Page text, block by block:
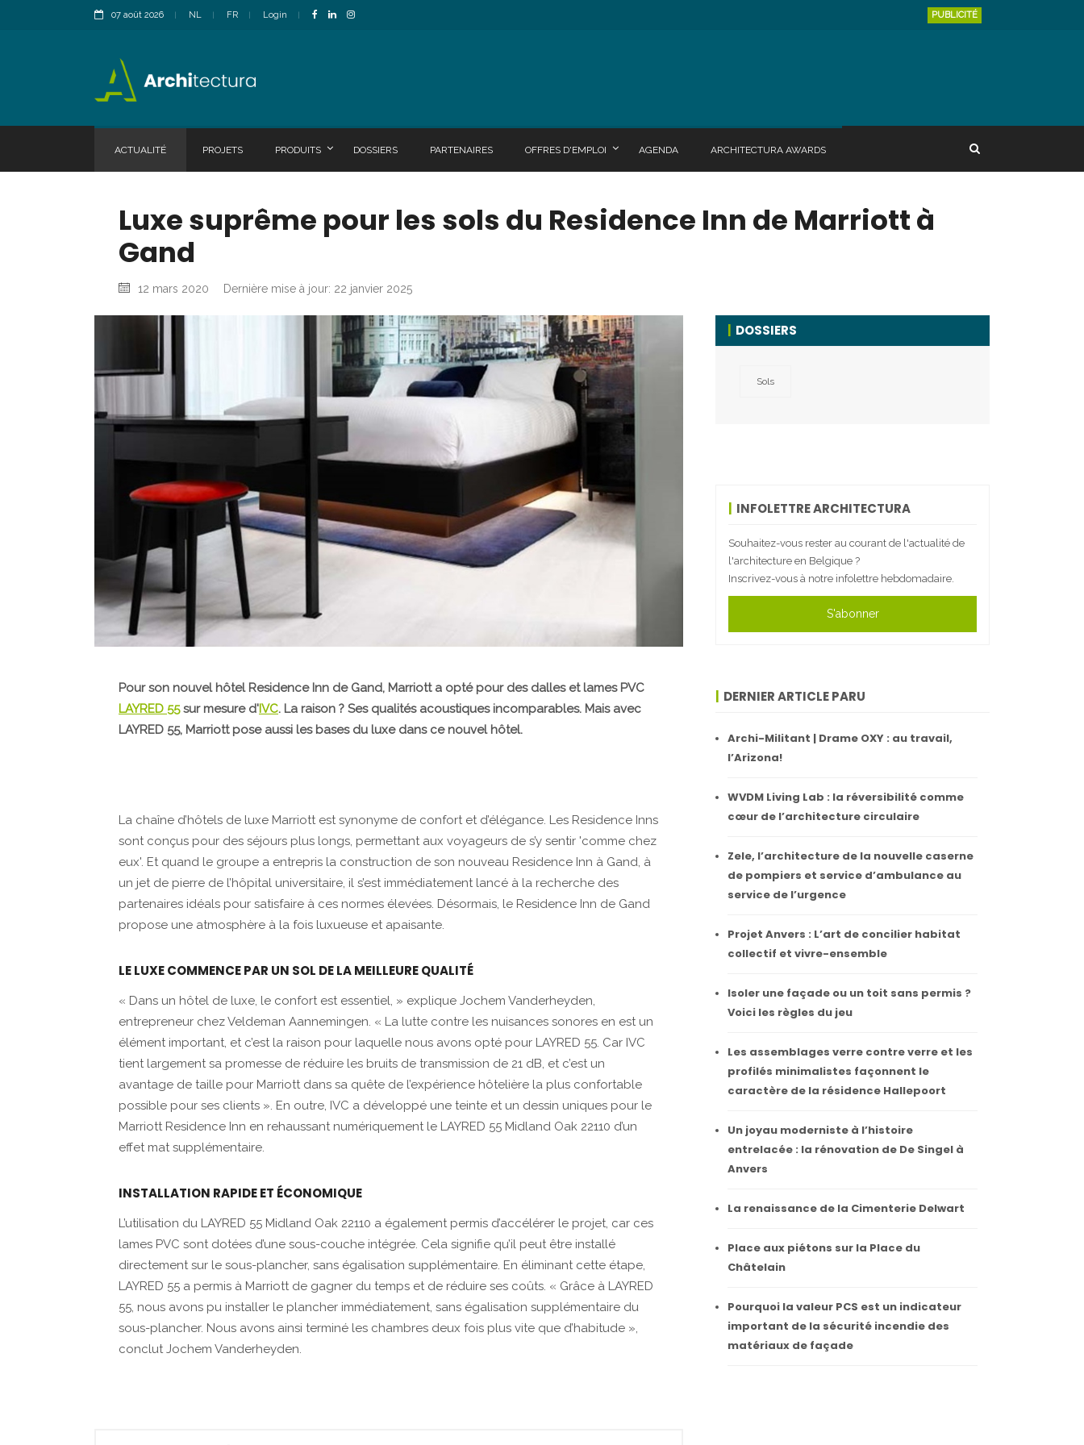
07 août 2026 NL FR Login PUBLICITÉ
ACTUALITÉ PROJETS PRODUITS DOSSIERS PARTENAIRES OFFRES D'EMPLOI AGENDA ARCHITECTURA AWARDS
Luxe suprême pour les sols du Residence Inn de Marriott à
Gand
12 mars 2020 Dernière mise à jour: 22 janvier 2025
Pour son nouvel hôtel Residence Inn de Gand, Marriott a opté pour des dalles et lames PVC
LAYRED 55sur mesure d'IVC. La raison ? Ses qualités acoustiques incomparables. Mais avec
LAYRED 55, Marriott pose aussi les bases du luxe dans ce nouvel hôtel.
La chaîne d’hôtels de luxe Marriott est synonyme de confort et d’élégance. Les Residence Inns
sont conçus pour des séjours plus longs, permettant aux voyageurs de s’y sentir 'comme chez
eux'. Et quand le groupe a entrepris la construction de son nouveau Residence Inn à Gand, à
un jet de pierre de l’hôpital universitaire, il s’est immédiatement lancé à la recherche des
partenaires idéals pour satisfaire à ces normes élevées. Désormais, le Residence Inn de Gand
propose une atmosphère à la fois luxueuse et apaisante.
LE LUXE COMMENCE PAR UN SOL DE LA MEILLEURE QUALITÉ
« Dans un hôtel de luxe, le confort est essentiel, » explique Jochem Vanderheyden,
entrepreneur chez Veldeman Aannemingen. « La lutte contre les nuisances sonores en est un
élément important, et c’est la raison pour laquelle nous avons opté pour LAYRED 55. Car IVC
tient largement sa promesse de réduire les bruits de transmission de 21 dB, et c’est un
avantage de taille pour Marriott dans sa quête de l’expérience hôtelière la plus confortable
possible pour ses clients ». En outre, IVC a développé une teinte et un dessin uniques pour le
Marriott Residence Inn en rehaussant numériquement le LAYRED 55 Midland Oak 22110 d’un
effet mat supplémentaire.
INSTALLATION RAPIDE ET ÉCONOMIQUE
L’utilisation du LAYRED 55 Midland Oak 22110 a également permis d’accélérer le projet, car ces
lames PVC sont dotées d’une sous-couche intégrée. Cela signifie qu’il peut être installé
directement sur le sous-plancher, sans égalisation supplémentaire. En éliminant cette étape,
LAYRED 55 a permis à Marriott de gagner du temps et de réduire ses coûts. « Grâce à LAYRED
55, nous avons pu installer le plancher immédiatement, sans égalisation supplémentaire du
sous-plancher. Nous avons ainsi terminé les chambres deux fois plus vite que d’habitude »,
conclut Jochem Vanderheyden.
DOSSIERS
Sols
INFOLETTRE ARCHITECTURA
Souhaitez-vous rester au courant de l'actualité de
l'architecture en Belgique ?
Inscrivez-vous à notre infolettre hebdomadaire.
S'abonner
DERNIER ARTICLE PARU
Archi-Militant | Drame OXY : au travail,
l’Arizona!
WVDM Living Lab : la réversibilité comme
cœur de l’architecture circulaire
Zele, l’architecture de la nouvelle caserne
de pompiers et service d’ambulance au
service de l’urgence
Projet Anvers : L’art de concilier habitat
collectif et vivre-ensemble
Isoler une façade ou un toit sans permis ?
Voici les règles du jeu
Les assemblages verre contre verre et les
profilés minimalistes façonnent le
caractère de la résidence Hallepoort
Un joyau moderniste à l’histoire
entrelacée : la rénovation de De Singel à
Anvers
La renaissance de la Cimenterie Delwart
Place aux piétons sur la Place du
Châtelain
Pourquoi la valeur PCS est un indicateur
important de la sécurité incendie des
matériaux de façade